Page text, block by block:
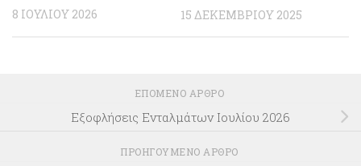
8 ΙΟΥΛΊΟΥ 2026 15 ΔΕΚΕΜΒΡΊΟΥ 2025
ΕΠΌΜΕΝΟ ΆΡΘΡΟ
Εξοφλήσεις Ενταλμάτων Ιουλίου 2026
ΠΡΟΗΓΟΎΜΕΝΟ ΆΡΘΡΟ